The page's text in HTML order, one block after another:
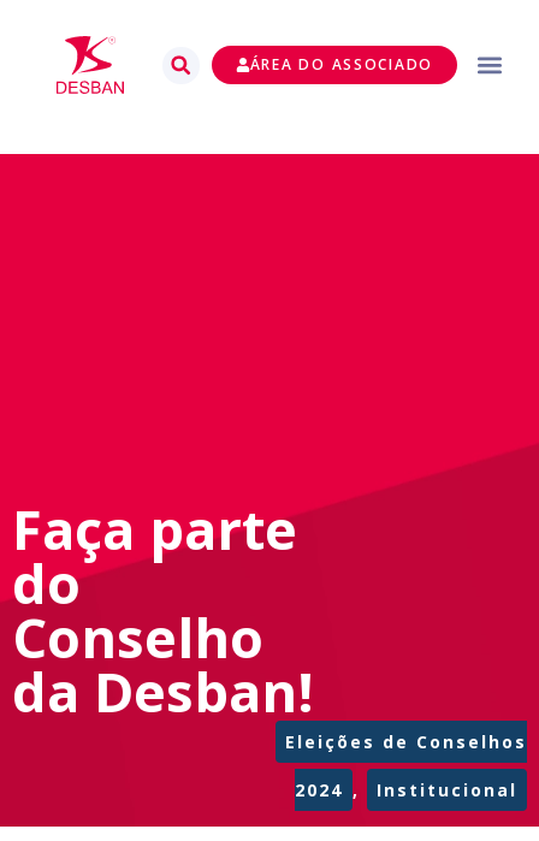
ÁREA DO ASSOCIADO
Faça parte
do
Conselho
da Desban!
Eleições de Conselhos
2024 , Institucional